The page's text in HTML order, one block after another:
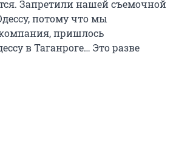
Запретили нашей съемочной
потому что мы
пришлось
в Таганроге… Это разве